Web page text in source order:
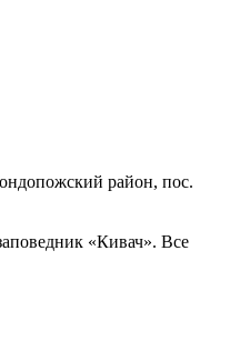
район, пос.
«Кивач». Все